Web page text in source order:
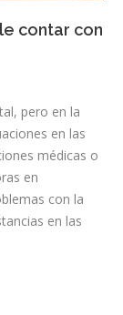
contar con
pero en la
en las
médicas o
en
con la
en las